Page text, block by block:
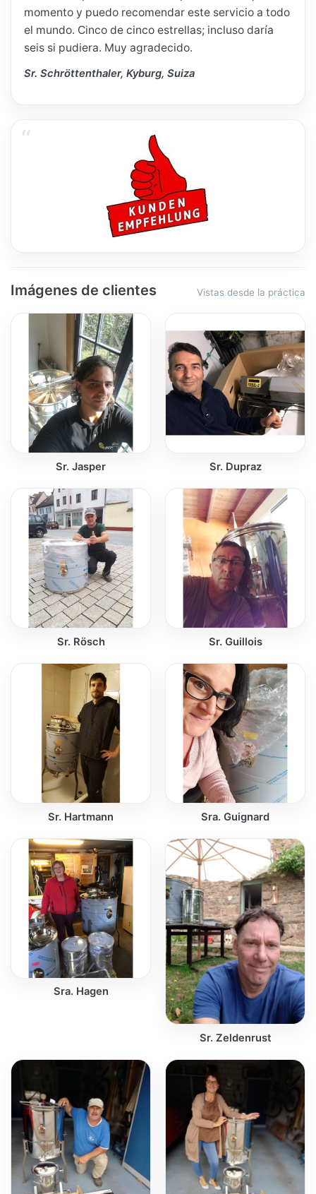
momento y puedo recomendar este servicio a todo
el mundo. Cinco de cinco estrellas; incluso daría
seis si pudiera. Muy agradecido.
Sr. Schröttenthaler, Kyburg, Suiza
Imágenes de clientes Vistas desde la práctica
Sr. Jasper Sr. Dupraz
Sr. Rösch Sr. Guillois
Sr. Hartmann Sra. Guignard
Sra. Hagen
Sr. Zeldenrust